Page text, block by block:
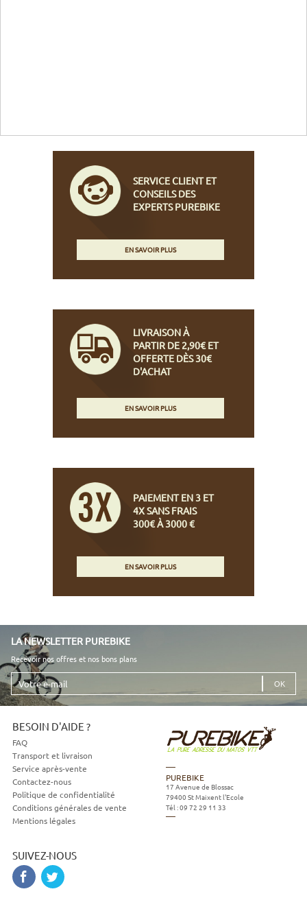
SERVICE CLIENT ET
CONSEILS DES
EXPERTS PUREBIKE
EN SAVOIR PLUS
LIVRAISON À
PARTIR DE 2,90€ ET
OFFERTE DÈS 30€
D'ACHAT
EN SAVOIR PLUS
PAIEMENT EN 3 ET
4X SANS FRAIS
300€ À 3000 €
EN SAVOIR PLUS
LA NEWSLETTER PUREBIKE
Recevoir nos offres et nos bons plans
Votre
e-
mail
BESOIN D'AIDE ?
FAQ
Transport et livraison
Service après-vente
Contactez-nous
Politique de confidentialité
Conditions générales de vente
Mentions légales
SUIVEZ-NOUS
PUREBIKE
17 Avenue de Blossac
79400 St Maixent l'Ecole
Tél :09 72 29 11 33